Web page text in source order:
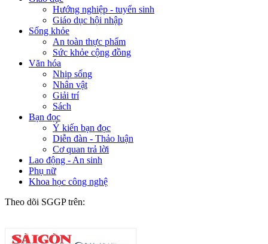
Hướng nghiệp - tuyển sinh
Giáo dục hội nhập
Sống khỏe
An toàn thực phẩm
Sức khỏe cộng đồng
Văn hóa
Nhịp sống
Nhân vật
Giải trí
Sách
Bạn đọc
Ý kiến bạn đọc
Diễn đàn - Thảo luận
Cơ quan trả lời
Lao động - An sinh
Phụ nữ
Khoa học công nghệ
Theo dõi SGGP trên: